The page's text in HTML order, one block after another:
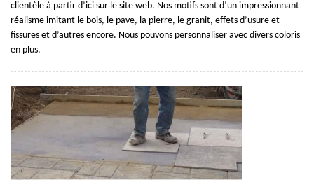
clientèle à partir d’ici sur le site web. Nos motifs sont d’un impressionnant
réalisme imitant le bois, le pave, la pierre, le granit, effets d’usure et
fissures et d’autres encore. Nous pouvons personnaliser avec divers coloris
en plus.